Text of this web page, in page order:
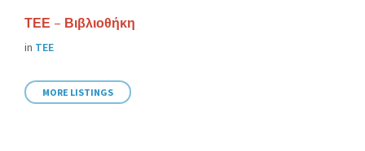
ΤΕΕ – Βιβλιοθήκη
in ΤΕΕ
MORE LISTINGS